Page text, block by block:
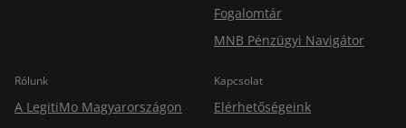
Fogalomtár
MNB Pénzügyi Navigátor
Rólunk
A LegitiMo Magyarországon
Kapcsolat
Elérhetőségeink